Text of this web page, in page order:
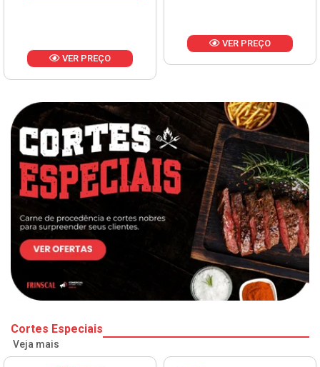
VER PREÇO
VER PREÇO
Cortes Especiais
Veja mais